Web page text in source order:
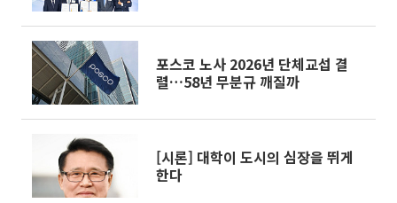
포스코 노사 2026년 단체교섭 결
렬…58년 무분규 깨질까
[시론] 대학이 도시의 심장을 뛰게
한다